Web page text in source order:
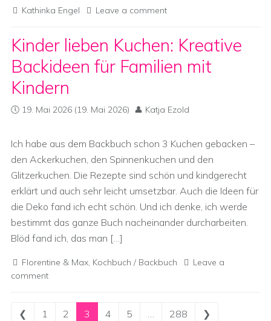
Kathinka Engel Leave a comment
Kinder lieben Kuchen: Kreative
Backideen für Familien mit
Kindern
19. Mai 2026 (19. Mai 2026) Katja Ezold
Ich habe aus dem Backbuch schon 3 Kuchen gebacken –
den Ackerkuchen, den Spinnenkuchen und den
Glitzerkuchen. Die Rezepte sind schön und kindgerecht
erklärt und auch sehr leicht umsetzbar. Auch die Ideen für
die Deko fand ich echt schön. Und ich denke, ich werde
bestimmt das ganze Buch nacheinander durcharbeiten.
Blöd fand ich, das man […]
Florentine & Max, Kochbuch / Backbuch
Leave a
comment
Posts navigation
❮ 1 2 3 4 5 … 288 ❯